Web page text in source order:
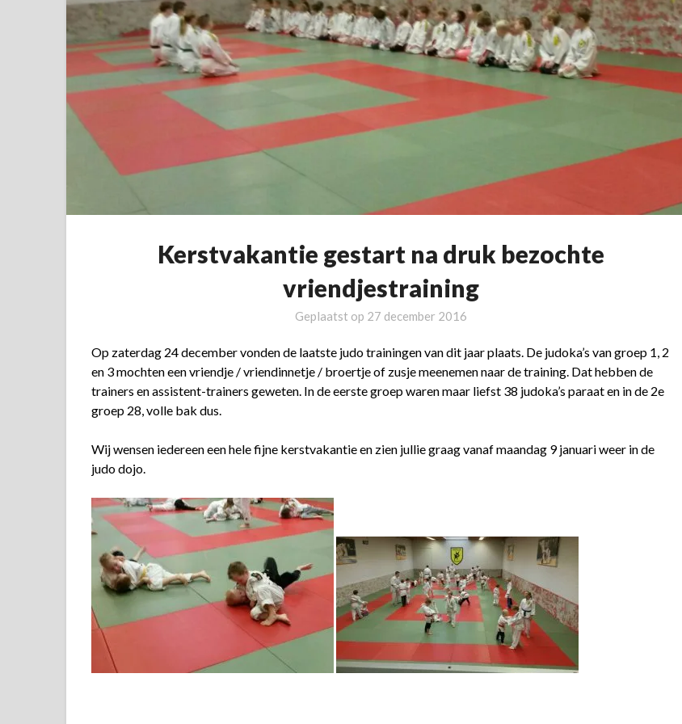
Kerstvakantie gestart na druk bezochte
vriendjestraining
Geplaatst op 27 december 2016
Op zaterdag 24 december vonden de laatste judo trainingen van dit jaar plaats. De judoka’s van groep 1, 2
en 3 mochten een vriendje / vriendinnetje / broertje of zusje meenemen naar de training. Dat hebben de
trainers en assistent-trainers geweten. In de eerste groep waren maar liefst 38 judoka’s paraat en in de 2e
groep 28, volle bak dus.
Wij wensen iedereen een hele fijne kerstvakantie en zien jullie graag vanaf maandag 9 januari weer in de
judo dojo.